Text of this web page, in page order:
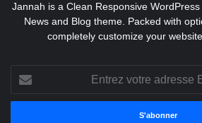
Jannah is a Clean Responsive
News and Blog theme. Packed with
completely customize your
votre
adresse